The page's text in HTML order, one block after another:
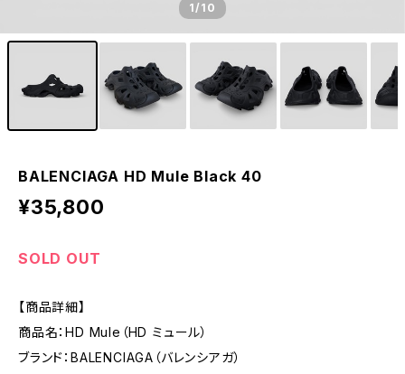
1/10
BALENCIAGA HD Mule Black 40
¥35,800
SOLD OUT
【商品詳細】
商品名：HD Mule（HD ミュール）
ブランド：BALENCIAGA（バレンシアガ）